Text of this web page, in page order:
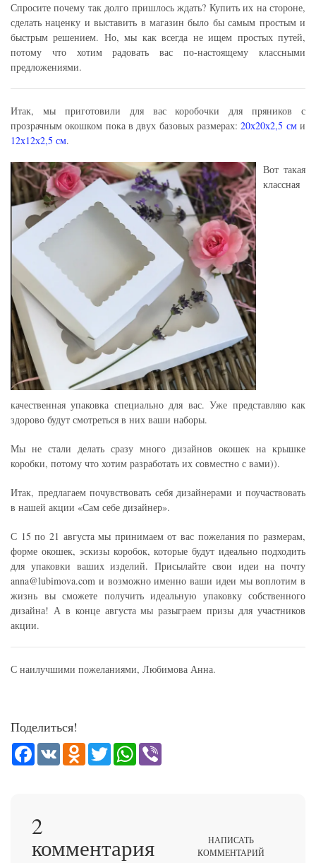
Спросите почему так долго пришлось ждать? Купить их на стороне,
сделать наценку и выставить в магазин было бы самым простым и
быстрым решением. Но, мы как всегда не ищем простых путей,
потому что хотим радовать вас по-настоящему классными
предложениями.
Итак, мы приготовили для вас коробочки для пряников с
прозрачным окошком пока в двух базовых размерах:20х20х2,5 сми
12х12х2,5 см.
Вот такая
классная
качественная упаковка специально для вас. Уже представляю как
здорово будут смотреться в них ваши наборы.
Мы не стали делать сразу много дизайнов окошек на крышке
коробки, потому что хотим разработать их совместно с вами)).
Итак, предлагаем почувствовать себя дизайнерами и поучаствовать
в нашей акции «Сам себе дизайнер».
С 15 по 21 августа мы принимаем от вас пожелания по размерам,
форме окошек, эскизы коробок, которые будут идеально подходить
для упаковки ваших изделий. Присылайте свои идеи на почту
anna@lubimova.com и возможно именно ваши идеи мы воплотим в
жизнь вы сможете получить идеальную упаковку собственного
дизайна! А в конце августа мы разыграем призы для участников
акции.
С наилучшими пожеланиями, Любимова Анна.
Поделиться!
Facebook
VK Odnoklassniki
TwitterWhatsApp
2
комментария
НАПИСАТЬ
КОММЕНТАРИЙ